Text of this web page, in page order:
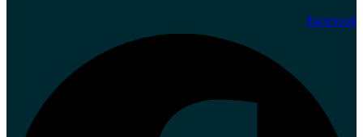
Facebook